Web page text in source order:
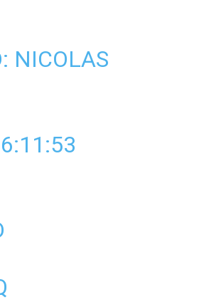
NICOLAS